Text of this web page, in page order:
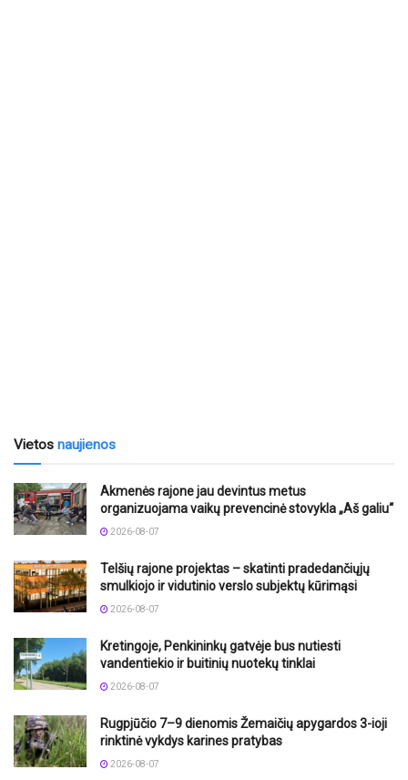
Vietos naujienos
Akmenės rajone jau devintus metus
organizuojama vaikų prevencinė stovykla „Aš galiu“
2026-08-07
Telšių rajone projektas – skatinti pradedančiųjų
smulkiojo ir vidutinio verslo subjektų kūrimąsi
2026-08-07
Kretingoje, Penkininkų gatvėje bus nutiesti
vandentiekio ir buitinių nuotekų tinklai
2026-08-07
Rugpjūčio 7–9 dienomis Žemaičių apygardos 3-ioji
rinktinė vykdys karines pratybas
2026-08-07